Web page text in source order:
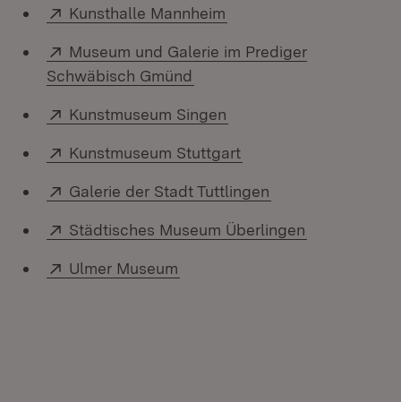
Extern:
Kunsthalle Mannheim
Extern:
Museum und Galerie im Prediger
Schwäbisch Gmünd
Extern:
Kunstmuseum Singen
Extern:
Kunstmuseum Stuttgart
Extern:
Galerie der Stadt Tuttlingen
Extern:
Städtisches Museum Überlingen
Extern:
Ulmer Museum